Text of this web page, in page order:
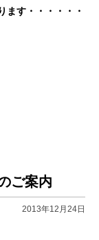
ます・・・・・・
ご案内
2013年12月24日